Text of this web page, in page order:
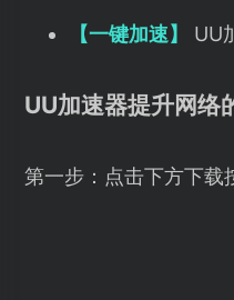
【一键加速】 UU
UU加速器提升网络
第一步：点击下方下载